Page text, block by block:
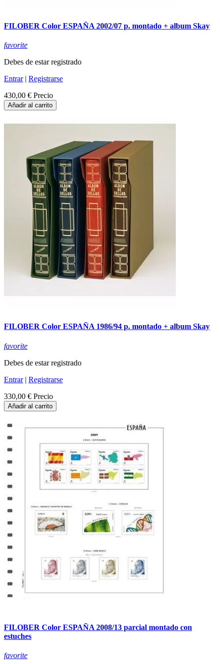
FILOBER Color ESPAÑA 2002/07 p. montado + album Skay
favorite
Debes de estar registrado
Entrar| Registrarse
430,00 € Precio
Añadir al carrito
FILOBER Color ESPAÑA 1986/94 p. montado + album Skay
favorite
Debes de estar registrado
Entrar| Registrarse
330,00 € Precio
Añadir al carrito
FILOBER Color ESPAÑA 2008/13 parcial montado con
estuches
favorite